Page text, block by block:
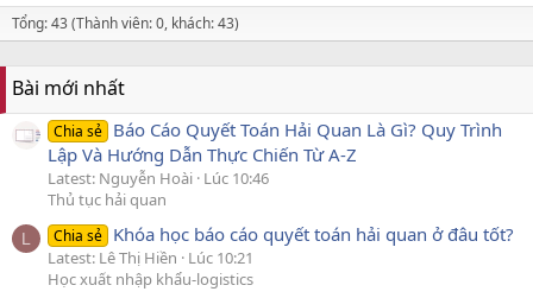
Tổng: 43 (Thành viên: 0, khách: 43)
Bài mới nhất
Chia sẻ Báo Cáo Quyết Toán Hải Quan Là Gì? Quy Trình
Lập Và Hướng Dẫn Thực Chiến Từ A-Z
Latest: Nguyễn Hoài Lúc 10:46
Thủ tục hải quan
L Chia sẻ Khóa học báo cáo quyết toán hải quan ở đâu tốt?
Latest: Lê Thị Hiền
Lúc 10:21
Học xuất nhập khẩu-logistics